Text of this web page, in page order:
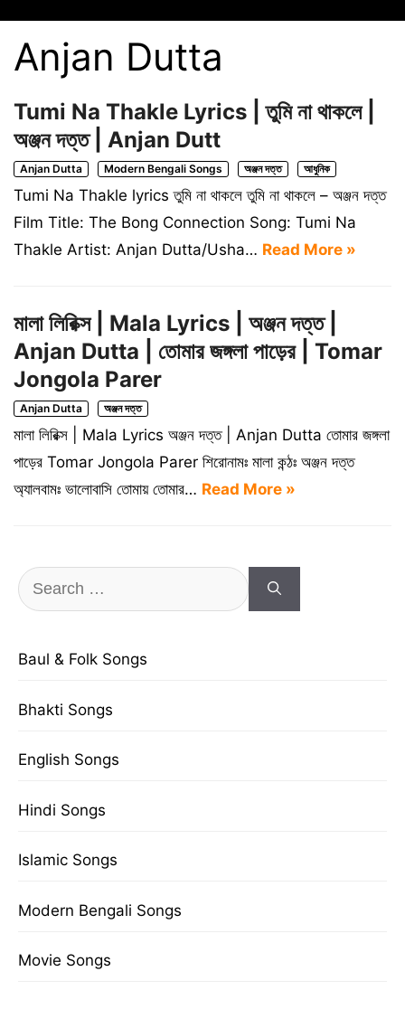
Anjan Dutta
Tumi Na Thakle Lyrics | তুমি না থাকলে |
অঞ্জন দত্ত | Anjan Dutt
Anjan Dutta Modern Bengali Songs অঞ্জন দত্ত আধুনিক
Tumi Na Thakle lyrics তুমি না থাকলে তুমি না থাকলে – অঞ্জন দত্ত
Film Title: The Bong Connection Song: Tumi Na
Thakle Artist: Anjan Dutta/Usha… Read More »
মালা লিরিক্স | Mala Lyrics | অঞ্জন দত্ত |
Anjan Dutta | তোমার জঙ্গলা পাড়ের | Tomar
Jongola Parer
Anjan Dutta অঞ্জন দত্ত
মালা লিরিক্স | Mala Lyrics অঞ্জন দত্ত | Anjan Dutta তোমার জঙ্গলা
পাড়ের Tomar Jongola Parer শিরোনামঃ মালা কন্ঠঃ অঞ্জন দত্ত
অ্যালবামঃ ভালোবাসি তোমায় তোমার… Read More »
Search
for:
Baul & Folk Songs
Bhakti Songs
English Songs
Hindi Songs
Islamic Songs
Modern Bengali Songs
Movie Songs